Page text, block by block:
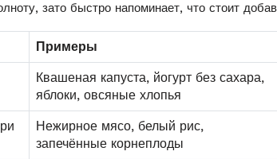
зато быстро напоминает, что стоит
Примеры
Квашеная капуста, йогурт без сахара,
яблоки, овсяные хлопья
Нежирное мясо, белый рис,
запечённые корнеплоды